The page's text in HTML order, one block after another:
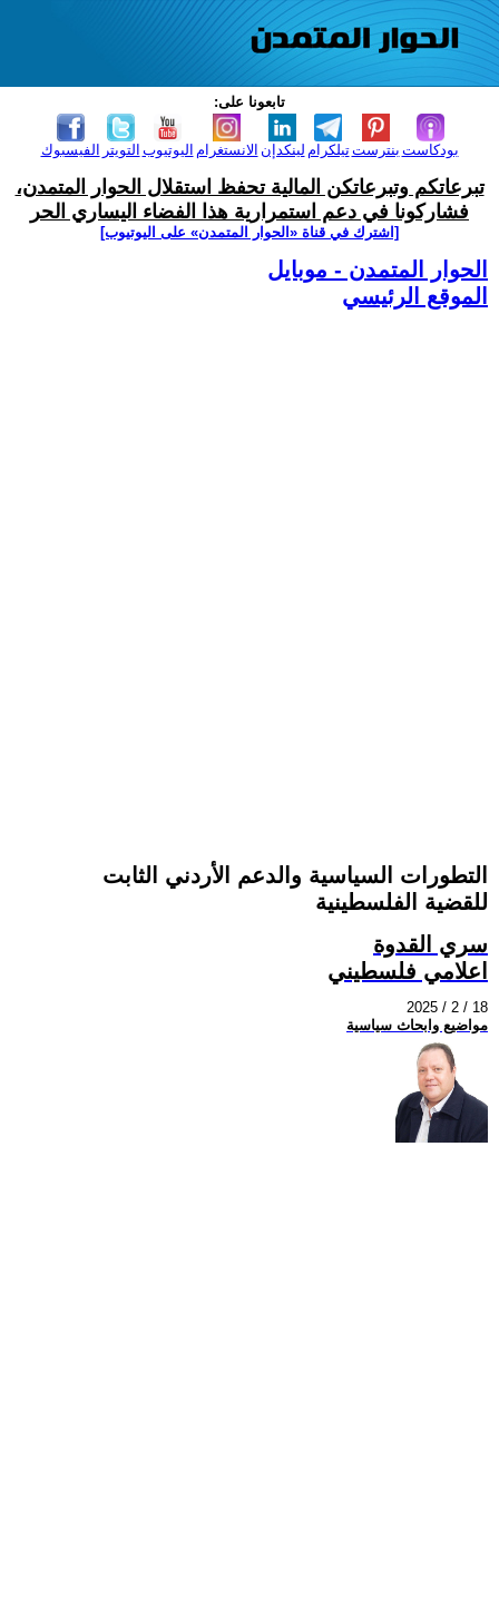
تابعونا على:
الفيسبوك التويتر اليوتيوب الانستغرام لينكدإن تيلكرامبنترست بودكاست
تبرعاتكم وتبرعاتكن المالية تحفظ استقلال الحوار المتمدن،
فشاركونا في دعم استمرارية هذا الفضاء اليساري الحر
[اشترك في قناة ‫«الحوار المتمدن» على اليوتيوب]
الحوار المتمدن - موبايل
الموقع الرئيسي
التطورات السياسية والدعم الأردني الثابت
للقضية الفلسطينية
سري القدوة
اعلامي فلسطيني
2025 / 2 / 18
مواضيع وابحاث سياسية